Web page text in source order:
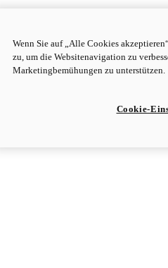
Wenn Sie auf „Alle Cookies
zu, um die Websitenavigation zu
Marketingbemühungen zu unterstützen.
Cookie-